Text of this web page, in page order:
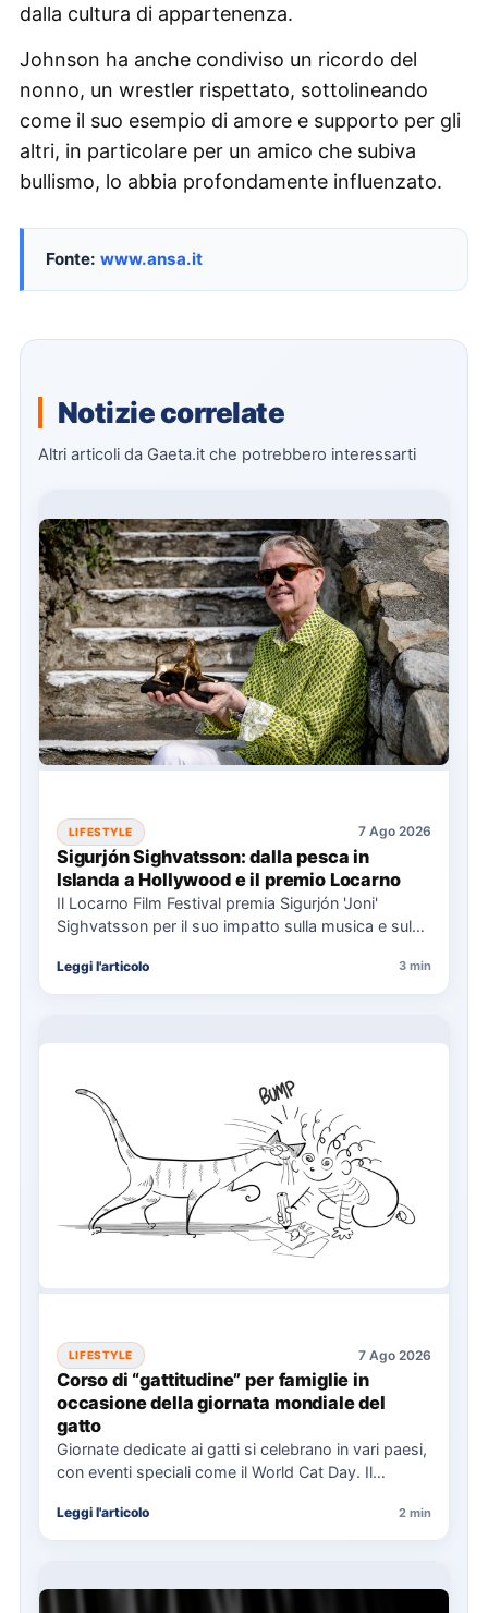
dalla cultura di appartenenza.
Johnson ha anche condiviso un ricordo del
nonno, un wrestler rispettato, sottolineando
come il suo esempio di amore e supporto per gli
altri, in particolare per un amico che subiva
bullismo, lo abbia profondamente influenzato.
Fonte: www.ansa.it
Notizie correlate
Altri articoli da Gaeta.it che potrebbero interessarti
LIFESTYLE 7 Ago 2026
Sigurjón Sighvatsson: dalla pesca in
Islanda a Hollywood e il premio Locarno
Il Locarno Film Festival premia Sigurjón 'Joni'
Sighvatsson per il suo impatto sulla musica e sul
Leggi l'articolo 3 min
LIFESTYLE 7 Ago 2026
Corso di “gattitudine” per famiglie in
occasione della giornata mondiale del
gatto
Giornate dedicate ai gatti si celebrano in vari paesi,
con eventi speciali come il World Cat Day. Il…
Leggi l'articolo 2 min